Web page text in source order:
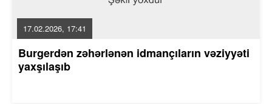
17.02.2026, 17:41
Burgerdən zəhərlənən idmançıların vəziyyəti
yaxşılaşıb